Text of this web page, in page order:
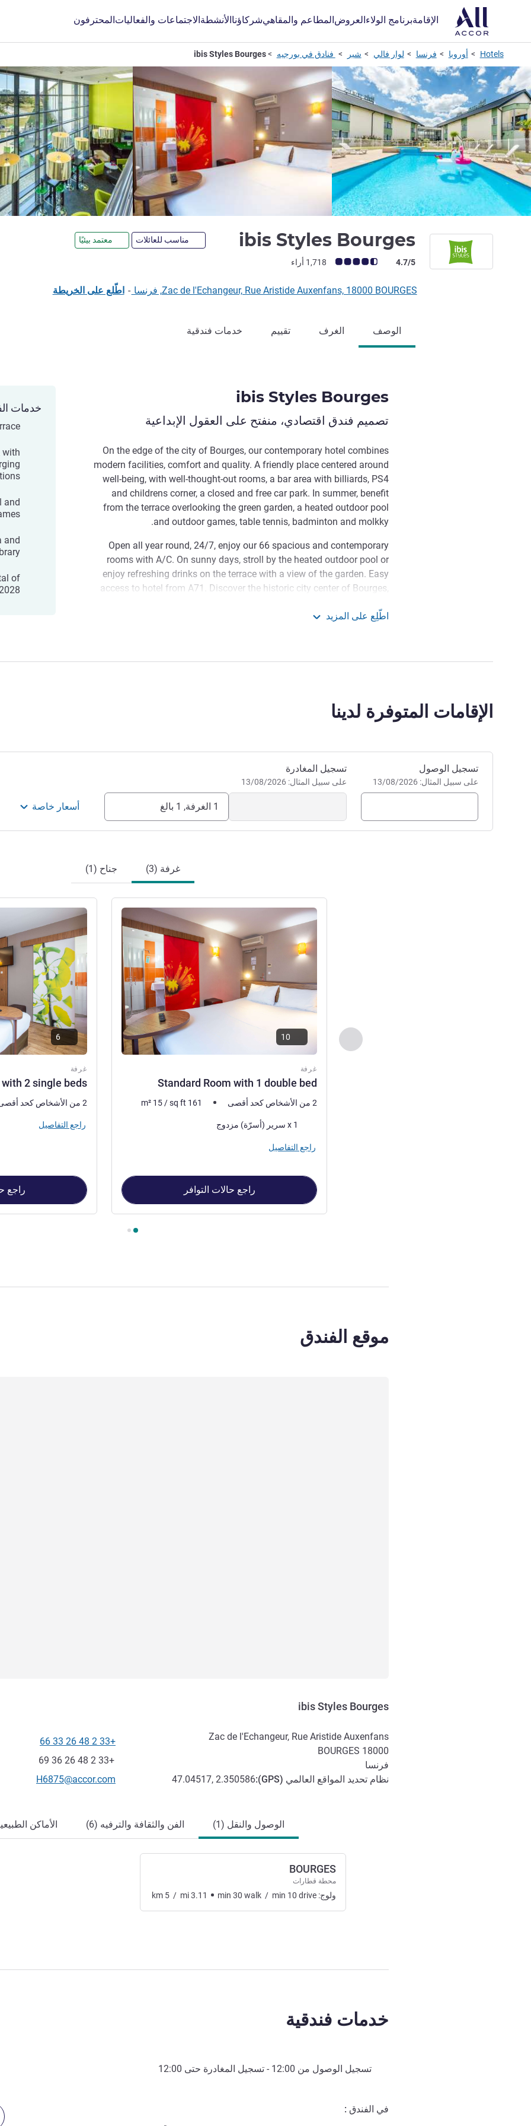
الإقامةبرنامج الولاءالعروضالمطاعم والمقاهيشركاؤناالأنشطةالاجتماعات والفعالياتالمحترفون
Hotels أوروبا فرنسا لوار فالي شير فنادق في بورجيه ibis Styles Bourges
ibis Styles Bourges مناسب للعائلات معتمد بيئيًا
ملاحظة أراء العملاء (رأي ALL)
4.7/5 1,718 أراء
Zac de l'Echangeur, Rue Aristide Auxenfans, 18000 BOURGES, فرنسا - اطّلع على الخريطة
الوصف الغرف تقييم خدمات فندقية
ibis Styles Bourges
تصميم فندق اقتصادي، منفتح على العقول الإبداعية
On the edge of the city of Bourges, our contemporary hotel combines
modern facilities, comfort and quality. A friendly place centered around
well-being, with well-thought-out rooms, a bar area with billiards, PS4
and childrens corner, a closed and free car park. In summer, benefit
from the terrace overlooking the green garden, a heated outdoor pool
and outdoor games, table tennis, badminton and molkky.
Open all year round, 24/7, enjoy our 66 spacious and contemporary
rooms with A/C. On sunny days, stroll by the heated outdoor pool or
enjoy refreshing drinks on the terrace with a view of the garden. Easy
access to hotel from A71. Discover the historic city center of Bourges,
was elected European Capital of Culture in 2028.
to our stylish hotel. Come and enjoy our warm atmosphere and heated
swimming pool, just 10 minutes from the city center and with easy
إدارة الفندق Elise JUBLOT
اطّلِع على المزيد
خدمات
with
and
and
of
الإقامات المتوفرة لدينا
احجز في هذا الفندق
تسجيل الوصول
على سبيل المثال: 13/08/2026
تسجيل المغادرة
على سبيل المثال: 13/08/2026
1 الغرفة, 1 بالغ أسعار خاصة
غرفة (3) جناح (1)
السابق - غرفة
غرفة
Standard Room with 1 double bed
راجع التفاصيل
2 من الأشخاص كحد أقصى m² 15 /sq ft 161
فرش السرير
1 x سرير (أسرّة) مزدوج
راجع التفاصيل
راجع حالات التوافر
غرفة
with 2 single beds
راجع التفاصيل
2 من الأشخاص كحد أقصى
راجع التفاصيل
راجع
موقع الفندق
ibis Styles Bourges
Zac de l'Echangeur, Rue Aristide Auxenfans
18000
BOURGES
فرنسا
نظام تحديد المواقع العالمي (GPS
):
47.04517, 2.350586
الهاتف
+33 2 48 26 33 66
فاكس
+33 2 48 26 36 69
تواصل معنا عبر البريد
H6875@accor.com
الوصول والنقل (1) الفن والثقافة والترفيه (6) الأماكن
BOURGES
محطة قطارات
ولوج: km 5 / mi3.11 min 30 walk / min 10 drive
خدمات فندقية
تسجيل الوصول من 12:00 - تسجيل المغادرة حتى 12:00
في الفندق